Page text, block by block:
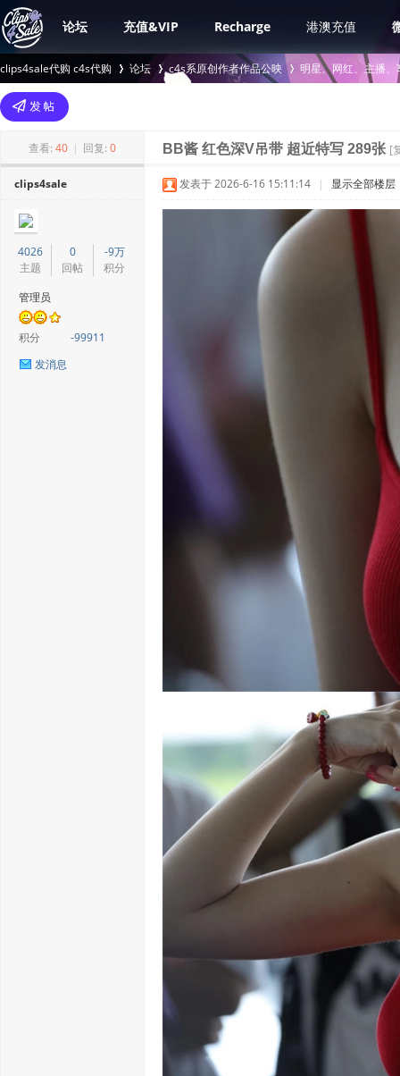
论坛 充值&VIP Recharge 港澳充值
clips4sale代购 c4s代购
>
论坛 c4s系原创作者作品公映
›
明星、网红、主播
查看: 40 | 回复: 0 BB酱 红色深V吊带 超近特写 289张 [
clips4sale
4026
主题
0
回帖
-9万
积分
管理员
积分
-99911
发消息
发表于 2026-6-16 15:11:14 | 显示全部楼层